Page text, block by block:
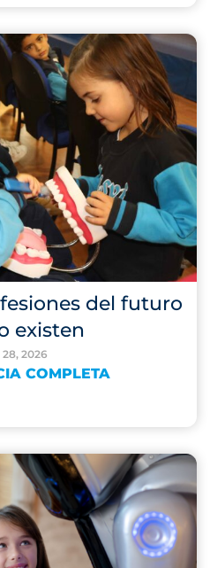
del futuro
existen
2026
COMPLETA